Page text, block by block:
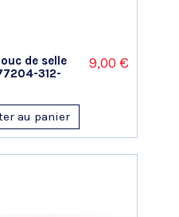
de selle
312-
9,00 €
au panier